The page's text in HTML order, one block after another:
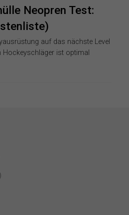
Neopren Test:
auf das nächste Level
Hockeyschläger ist optimal